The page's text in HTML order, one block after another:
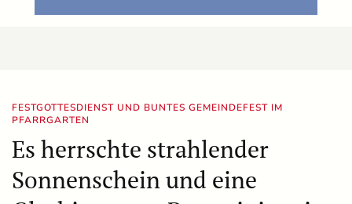
FESTGOTTESDIENST UND BUNTES GEMEINDEFEST IM
PFARRGARTEN
Es herrschte strahlender
Sonnenschein und eine